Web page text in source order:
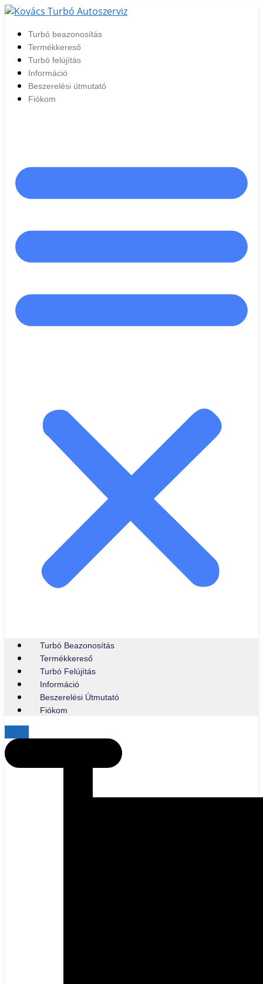
Ugrás
tartalomhoz
Turbó beazonosítás
Termékkereső
Turbó felújítás
Információ
Beszerelési útmutató
Fiókom
Turbó Beazonosítás
Termékkereső
Turbó Felújítás
Információ
Beszerelési Útmutató
Fiókom